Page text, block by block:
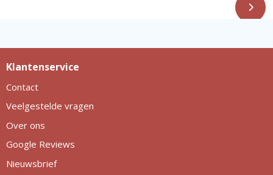
Klantenservice
Contact
Veelgestelde vragen
Over ons
Google Reviews
Nieuwsbrief